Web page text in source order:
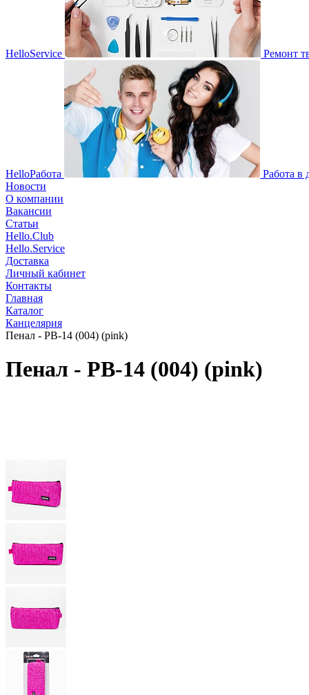
HelloService Ремонт
HelloРабота
Работа в
Новости
О компании
Вакансии
Статьи
Hello.Club
Hello.Service
Доставка
Личный кабинет
Контакты
Главная
Каталог
Канцелярия
Пенал - PB-14 (004) (pink)
Пенал - PB-14 (004) (pink)